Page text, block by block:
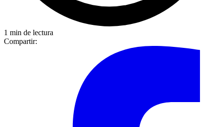
1 min de lectura
Compartir: